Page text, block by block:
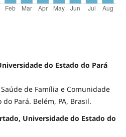
do Estado do Pará
de Família e Comunidade
Pará. Belém, PA, Brasil.
Universidade do Estado do